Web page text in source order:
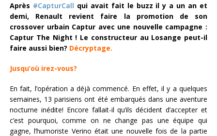
Après #CapturCall qui avait fait le buzz il y a un an et
demi, Renault revient faire la promotion de son
crossover urbain Captur avec une nouvelle campagne :
Captur The Night ! Le constructeur au Losange peut-il
faire aussi bien? Décryptage.
Jusqu’où irez-vous?
En fait, l’opération a déjà commencé. En effet, il y a quelques
semaines, 13 parisiens ont été embarqués dans une aventure
nocturne inédite! Encore fallait-il qu’ils décident d’accepter et
c’est pourquoi, comme on ne change pas une équipe qui
gagne, l’humoriste Verino était une nouvelle fois de la partie